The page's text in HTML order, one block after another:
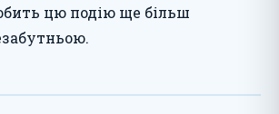
цю подію ще більш